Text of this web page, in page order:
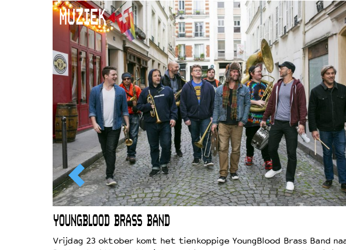
MUZIEK
YOUNGBLOOD BRASS BAND
Vrijdag 23 oktober komt het tienkoppige YoungBlood Brass Band